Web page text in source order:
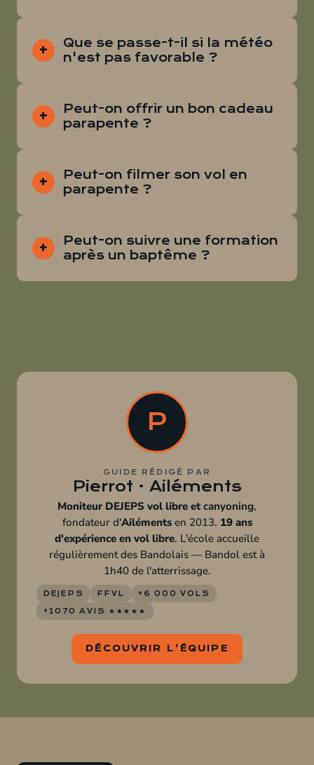
Que se passe-t-il si la météo
n'est pas favorable ?
Peut-on offrir un bon cadeau
parapente ?
Peut-on filmer son vol en
parapente ?
Peut-on suivre une formation
après un baptême ?
P
GUIDE RÉDIGÉ PAR
Pierrot · Ailéments
Moniteur DEJEPS vol libre et canyoning,
fondateur d'Ailémentsen 2013. 19 ans
d'expérience en vol libre. L'école accueille
régulièrement des Bandolais — Bandol est à
1h40 de l'atterrissage.
DEJEPS FFVL
+6 000 VOLS
+1070 AVIS ★★★★★
DÉCOUVRIR L'ÉQUIPE